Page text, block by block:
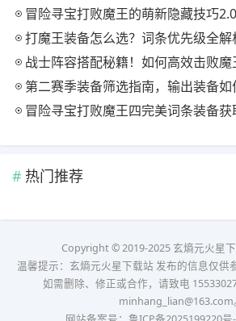
冒险寻宝打败魔王的萌新隐藏技巧
打魔王装备怎么选？词条优先级全解
战士阵容搭配秘籍！如何高效击败魔
第二赛季装备筛选指南，输出装备如
冒险寻宝打败魔王四完美词条装备获
热门推荐
Copyright © 2019-2025 玄熵元火星
温馨提示：玄熵元火星下载站 发布的信息仅供
如需删除、修正或合作，请致电
minhang_lian@163.com